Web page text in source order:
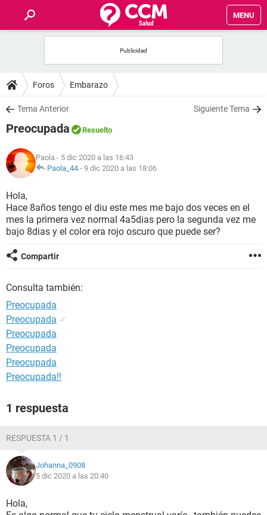
MENU
FOROS
SALUD
NUTRICIÓN
BIENESTAR
SEXUALIDAD
GLOSARIO
Foros Embarazo
Tema Anterior Siguiente Tema
Preocupada Resuelto
Paola - 5 dic 2020 a las 16:43
Paola_44 - 9 dic 2020 a las 18:06
Hola,
Hace 8años tengo el diu este mes me bajo dos veces en el
mes la primera vez normal 4a5dias pero la segunda vez me
bajo 8dias y el color era rojo oscuro que puede ser?
Compartir
Consulta también:
Preocupada
Preocupada ✓
Preocupada
Preocupada
Preocupada
Preocupada!!
1 respuesta
RESPUESTA 1 / 1
Johanna_0908
5 dic 2020 a las 20:40
Hola,